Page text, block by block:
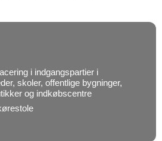
i indgangspartier i
skoler, offentlige bygninger,
og indkøbscentre